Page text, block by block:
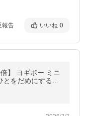
報告 いいね 0
】 ヨギボー ミニ
をだめにするク
ッション 人をダ
ァ